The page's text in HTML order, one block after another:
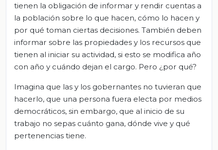
tienen la obligación de informar y rendir cuentas a
la población sobre lo que hacen, cómo lo hacen y
por qué toman ciertas decisiones. También deben
informar sobre las propiedades y los recursos que
tienen al iniciar su actividad, si esto se modifica año
con año y cuándo dejan el cargo. Pero ¿por qué?
Imagina que las y los gobernantes no tuvieran que
hacerlo, que una persona fuera electa por medios
democráticos, sin embargo, que al inicio de su
trabajo no sepas cuánto gana, dónde vive y qué
pertenencias tiene.